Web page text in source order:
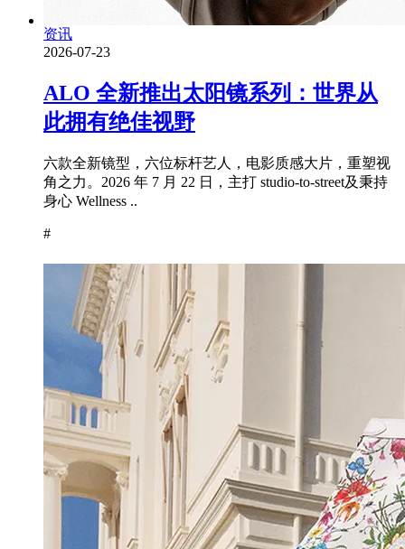
资讯
2026-07-23
ALO 全新推出太阳镜系列：世界从
此拥有绝佳视野
六款全新镜型，六位标杆艺人，电影质感大片，重塑视
角之力。2026 年 7 月 22 日，主打 studio-to-street及秉持
身心 Wellness ..
#